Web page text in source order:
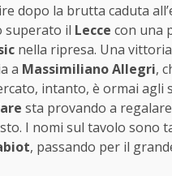
dopo la brutta caduta
superato il Lecce con una
nella ripresa. Una
a Massimiliano Allegri,
intanto, è ormai agli
sta provando a
I nomi sul tavolo sono
, passando per il